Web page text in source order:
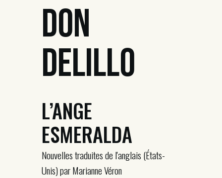
Don
DeLillo
L’ANGE
ESMERALDA
Nouvelles traduites de l'anglais (États-
Unis) par Marianne Véron